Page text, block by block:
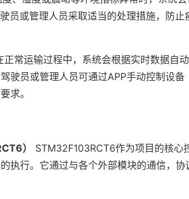
员或管理人员采取适当的处理措施，防
正常运输过程中，系统会根据实时数据自
驶员或管理人员可通过APP手动控制设
求。
）
STM32F103RCT6作为项目的核心
执行。它通过与各个外部模块的通信，